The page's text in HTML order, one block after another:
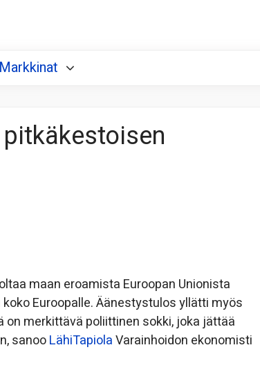
Markkinat
maan eroamista Euroopan Unionista
Euroopalle. Äänestystulos yllätti myös
merkittävä poliittinen sokki, joka jättää
sanooLähiTapiolaVarainhoidon ekonomisti